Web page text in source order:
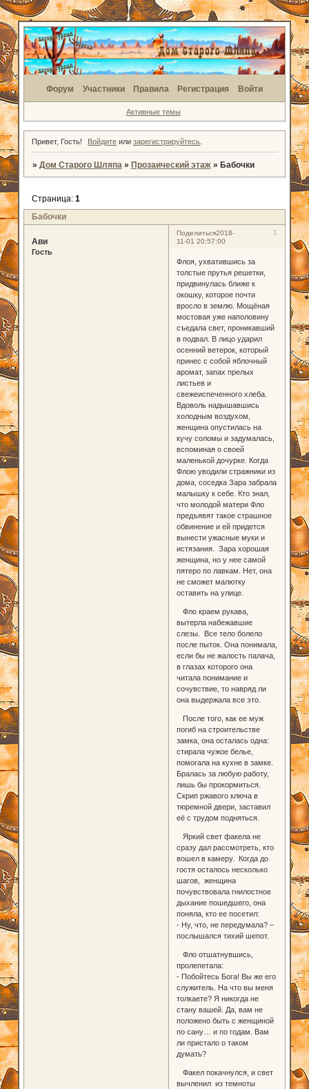
Форум Участники Правила Регистрация Войти
Активные темы
Привет, Гость! Войдите илизарегистрируйтесь
» Дом Старого Шляпа » Прозаический этаж » Бабочки
Бабочки
Страница: 1
Поделиться 1
2018-
11-01 20:57:00
Ави
Гость
Флоя, ухватившись за
толстые прутья решетки,
придвинулась ближе к
окошку, которое почти
вросло в землю. Мощёная
мостовая уже наполовину
съедала свет, проникавший
в подвал. В лицо ударил
осенний ветерок, который
принес с собой яблочный
аромат, запах прелых
листьев и
свежеиспеченного хлеба.
Вдоволь надышавшись
холодным воздухом,
женщина опустилась на
кучу соломы и задумалась,
вспоминая о своей
маленькой дочурке. Когда
Флою уводили стражники из
дома, соседка Зара забрала
малышку к себе. Кто знал,
что молодой матери Фло
предъявят такое страшное
обвинение и ей придется
вынести ужасные муки и
истязания. Зара хорошая
женщина, но у нее самой
пятеро по лавкам. Нет, она
не сможет малютку
оставить на улице.
Фло краем рукава,
вытерла набежавшие
слезы. Все тело болело
после пыток. Она понимала,
если бы не жалость палача,
в глазах которого она
читала понимание и
сочувствие, то навряд ли
она выдержала все это.
После того, как ее муж
погиб на строительстве
замка, она осталась одна:
стирала чужое белье,
помогала на кухне в замке.
Бралась за любую работу,
лишь бы прокормиться.
Скрип ржавого ключа в
тюремной двери, заставил
её с трудом подняться.
Яркий свет факела не
сразу дал рассмотреть, кто
вошел в камеру. Когда до
гостя осталось несколько
шагов, женщина
почувствовала гнилостное
дыхание пошедшего, она
поняла, кто ее посетил:
- Ну, что, не передумала? –
послышался тихий шепот.
Фло отшатнувшись,
пролепетала:
- Побойтесь Бога! Вы же его
служитель. На что вы меня
толкаете? Я никогда не
стану вашей. Да, вам не
положено быть с женщиной
по сану… и по годам. Вам
ли пристало о таком
думать?
Факел покачнулся, и свет
вычленил из темноты